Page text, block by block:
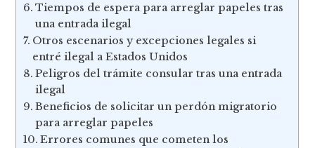
Tiempos de espera para arreglar papeles tras
una entrada ilegal
Otros escenarios y excepciones legales si
entré ilegal a Estados Unidos
Peligros del trámite consular tras una entrada
ilegal
Beneficios de solicitar un perdón migratorio
para arreglar papeles
Errores comunes que cometen los